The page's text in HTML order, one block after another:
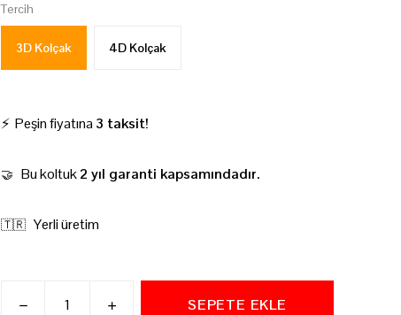
Tercih
3D Kolçak 4D Kolçak
⚡ Peşin fiyatına 3 taksit!
🤝 Bu koltuk2 yıl garanti kapsamındadır.
🇹🇷 Yerli üretim
SEPETE EKLE